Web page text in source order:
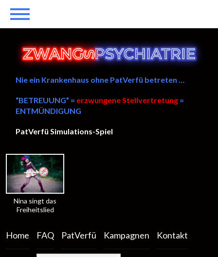
Nina singt das
Freiheitslied
Nie ein Krankenhaus ohne PatVerfü betreten …
“BETREUUNG” = erzwungene Stellvertretung =
ENTMÜNDIGUNG
PatVerfü Simulations-Spiel
Home FAQ PatVerfü Kampagnen Kontakt